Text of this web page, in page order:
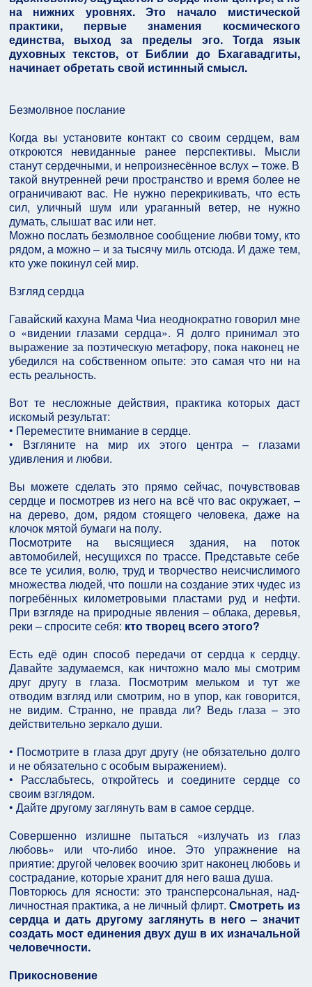
на нижних уровнях. Это начало мистической
практики, первые знамения космического
единства, выход за пределы эго. Тогда язык
духовных текстов, от Библии до Бхагавадгиты,
начинает обретать свой истинный смысл.
Безмолвное послание
Когда вы установите контакт со своим сердцем, вам
откроются невиданные ранее перспективы. Мысли
станут сердечными, и непроизнесённое вслух – тоже. В
такой внутренней речи пространство и время более не
ограничивают вас. Не нужно перекрикивать, что есть
сил, уличный шум или ураганный ветер, не нужно
думать, слышат вас или нет.
Можно послать безмолвное сообщение любви тому, кто
рядом, а можно – и за тысячу миль отсюда. И даже тем,
кто уже покинул сей мир.
Взгляд сердца
Гавайский кахуна Мама Чиа неоднократно говорил мне
о «видении глазами сердца». Я долго принимал это
выражение за поэтическую метафору, пока наконец не
убедился на собственном опыте: это самая что ни на
есть реальность.
Вот те несложные действия, практика которых даст
искомый результат:
• Переместите внимание в сердце.
• Взгляните на мир их этого центра – глазами
удивления и любви.
Вы можете сделать это прямо сейчас, почувствовав
сердце и посмотрев из него на всё что вас окружает, –
на дерево, дом, рядом стоящего человека, даже на
клочок мятой бумаги на полу.
Посмотрите на высящиеся здания, на поток
автомобилей, несущихся по трассе. Представьте себе
все те усилия, волю, труд и творчество неисчислимого
множества людей, что пошли на создание этих чудес из
погребённых километровыми пластами руд и нефти.
При взгляде на природные явления – облака, деревья,
реки – спросите себя: кто творец всего этого?
Есть едё один способ передачи от сердца к сердцу.
Давайте задумаемся, как ничтожно мало мы смотрим
друг другу в глаза. Посмотрим мельком и тут же
отводим взгляд или смотрим, но в упор, как говорится,
не видим. Странно, не правда ли? Ведь глаза – это
действительно зеркало души.
• Посмотрите в глаза друг другу (не обязательно долго
и не обязательно с особым выражением).
• Расслабьтесь, откройтесь и соедините сердце со
своим взглядом.
• Дайте другому заглянуть вам в самое сердце.
Совершенно излишне пытаться «излучать из глаз
любовь» или что-либо иное. Это упражнение на
приятие: другой человек воочию зрит наконец любовь и
сострадание, которые хранит для него ваша душа.
Повторюсь для ясности: это трансперсональная, над-
личностная практика, а не личный флирт.Смотреть из
сердца и дать другому заглянуть в него – значит
создать мост единения двух душ в их изначальной
человечности.
Прикосновение